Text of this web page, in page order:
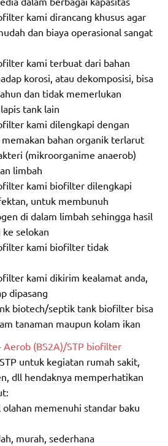
kami dirancang khusus agar
dan biaya operasional sangat
kami terbuat dari bahan
korosi, atau dekomposisi, bisa
dan tidak memerlukan
tank lain
kami dilengkapi dengan
bahan organik terlarut
(mikroorganime anaerob)
limbah
kami biofilter dilengkapi
untuk membunuh
di dalam limbah sehingga hasil
selokan
kami biofilter tidak
kami dikirim kealamat anda,
dipasang
biotech/septik tank biofilter bisa
tanaman maupun kolam ikan
Aerob (BS2A)/STP biofilter
untuk kegiatan rumah sakit,
dll hendaknya memperhatikan
memenuhi standar baku
murah, sederhana